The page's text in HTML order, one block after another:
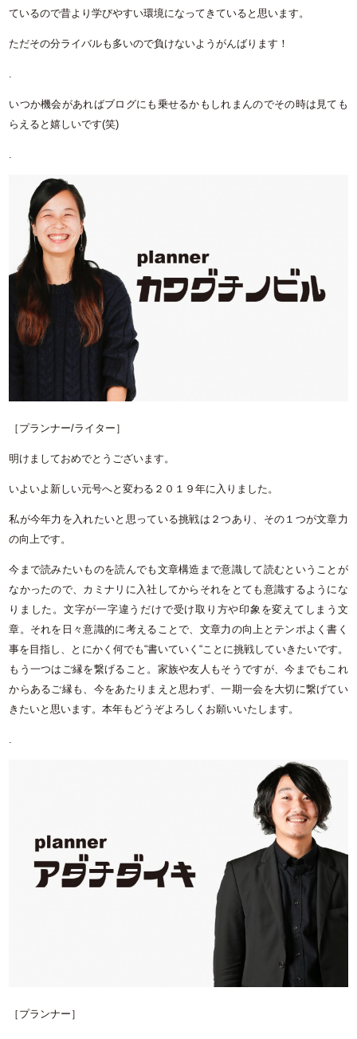
ているので昔より学びやすい環境になってきていると思います。
ただその分ライバルも多いので負けないようがんばります！
いつか機会があればブログにも乗せるかもしれまんのでその時は見ても
らえると嬉しいです(笑)
［プランナー/ライター］
明けましておめでとうございます。
いよいよ新しい元号へと変わる２０１９年に入りました。
私が今年力を入れたいと思っている挑戦は２つあり、その１つが文章力
の向上です。
今まで読みたいものを読んでも文章構造まで意識して読むということが
なかったので、カミナリに入社してからそれをとても意識するようにな
りました。文字が一字違うだけで受け取り方や印象を変えてしまう文
章。それを日々意識的に考えることで、文章力の向上とテンポよく書く
事を目指し、とにかく何でも“書いていく“ことに挑戦していきたいです。
もう一つはご縁を繋げること。家族や友人もそうですが、今までもこれ
からあるご縁も、今をあたりまえと思わず、一期一会を大切に繋げてい
きたいと思います。本年もどうぞよろしくお願いいたします。
.
［プランナー］